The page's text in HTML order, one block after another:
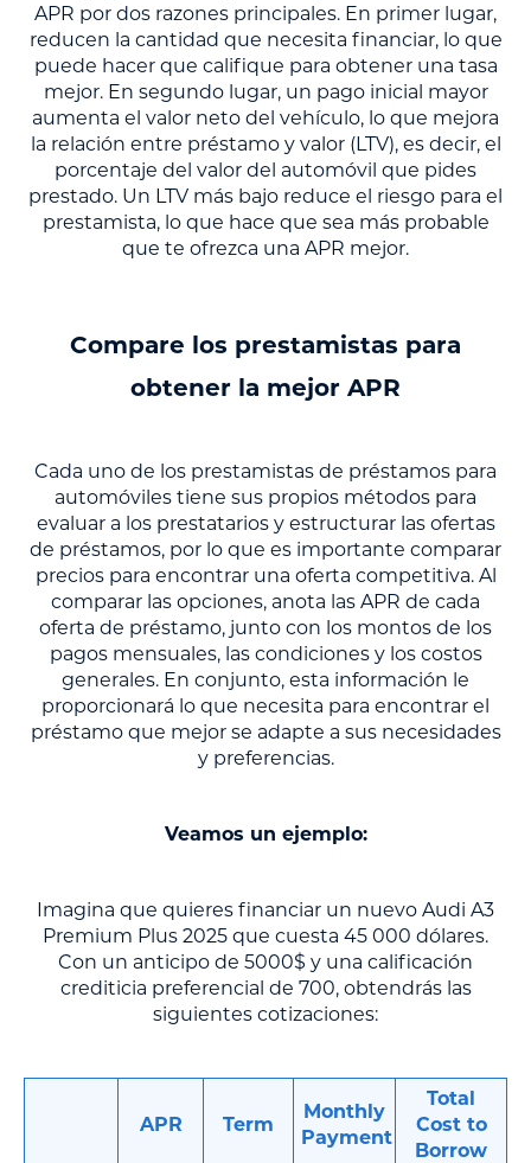
APR por dos razones principales. En primer lugar,
reducen la cantidad que necesita financiar, lo que
puede hacer que califique para obtener una tasa
mejor. En segundo lugar, un pago inicial mayor
aumenta el valor neto del vehículo, lo que mejora
la relación entre préstamo y valor (LTV), es decir, el
porcentaje del valor del automóvil que pides
prestado. Un LTV más bajo reduce el riesgo para el
prestamista, lo que hace que sea más probable
que te ofrezca una APR mejor.
Compare los prestamistas para
obtener la mejor APR
Cada uno de los prestamistas de préstamos para
automóviles tiene sus propios métodos para
evaluar a los prestatarios y estructurar las ofertas
de préstamos, por lo que es importante comparar
precios para encontrar una oferta competitiva. Al
comparar las opciones, anota las APR de cada
oferta de préstamo, junto con los montos de los
pagos mensuales, las condiciones y los costos
generales. En conjunto, esta información le
proporcionará lo que necesita para encontrar el
préstamo que mejor se adapte a sus necesidades
y preferencias.
Veamos un ejemplo:
Imagina que quieres financiar un nuevo Audi A3
Premium Plus 2025 que cuesta 45 000 dólares.
Con un anticipo de 5000$ y una calificación
crediticia preferencial de 700, obtendrás las
siguientes cotizaciones:
APR Term
Monthly
Payment
Total
Cost to
Borrow